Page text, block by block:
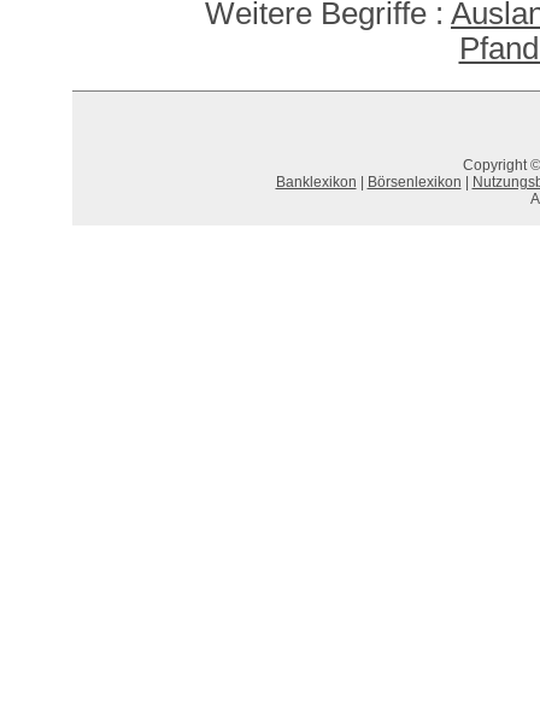
Weitere Begriffe :
Copyright
Banklexikon
Börsenlexikon